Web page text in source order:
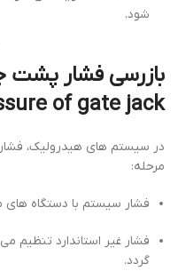
شود.
of gate jack)
در سیستم های هیدرولیک،
مرحله:
فشار سیستم با دستگاه
فشار غیر استاندارد تنظیم
گردد.